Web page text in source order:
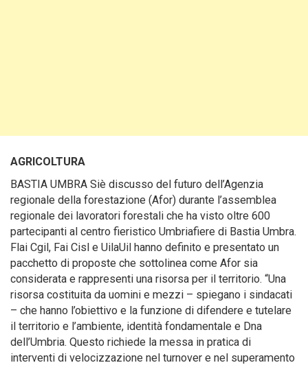
AGRICOLTURA
BASTIA UMBRA Siè discusso del futuro dell’Agenzia
regionale della forestazione (Afor) durante l’assemblea
regionale dei lavoratori forestali che ha visto oltre 600
partecipanti al centro fieristico Umbriafiere di Bastia Umbra.
Flai Cgil, Fai Cisl e UilaUil hanno definito e presentato un
pacchetto di proposte che sottolinea come Afor sia
considerata e rappresenti una risorsa per il territorio. “Una
risorsa costituita da uomini e mezzi – spiegano i sindacati
– che hanno l’obiettivo e la funzione di difendere e tutelare
il territorio e l’ambiente, identità fondamentale e Dna
dell’Umbria. Questo richiede la messa in pratica di
interventi di velocizzazione nel turnover e nel superamento